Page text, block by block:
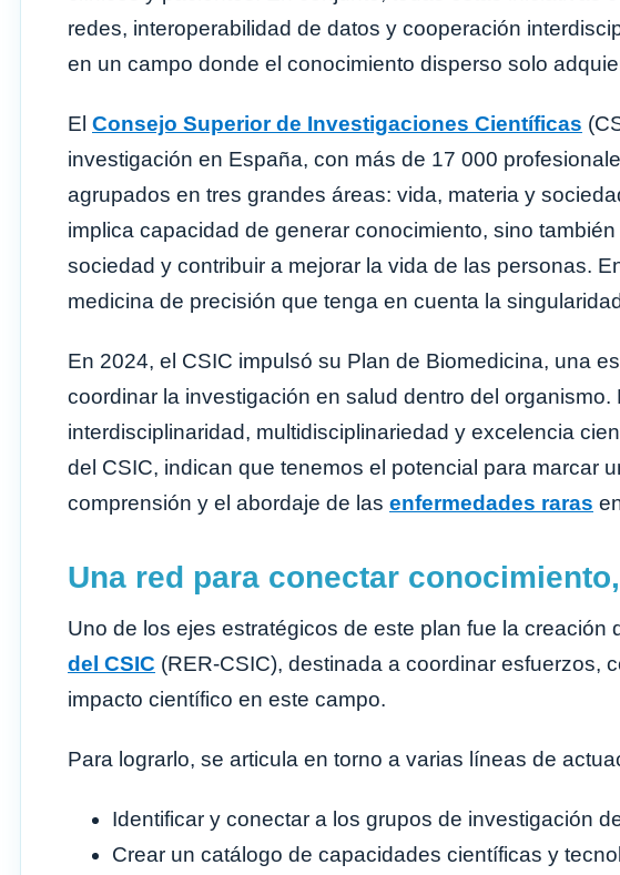
redes, interoperabilidad de datos y cooperación
en un campo donde el conocimiento disperso solo
El Consejo Superior de Investigaciones Científicas
investigación en España, con más de 17 000
agrupados en tres grandes áreas: vida, materia y
implica capacidad de generar conocimiento, sino
sociedad y contribuir a mejorar la vida de las personas.
medicina de precisión que tenga en cuenta la
En 2024, el CSIC impulsó su Plan de Biomedicina, una
coordinar la investigación en salud dentro del organismo.
interdisciplinaridad, multidisciplinariedad y excelencia
del CSIC, indican que tenemos el potencial para marcar
comprensión y el abordaje de las enfermedades raras
Una red para conectar
Uno de los ejes estratégicos de este plan fue la creación
del CSIC (RER-CSIC), destinada a coordinar esfuerzos,
impacto científico en este campo.
Para lograrlo, se articula en torno a varias líneas de
Identificar y conectar a los grupos de investigación
Crear un catálogo de capacidades científicas y